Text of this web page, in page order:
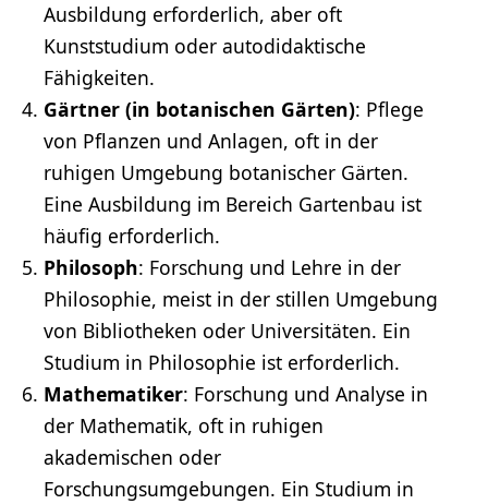
Ausbildung erforderlich, aber oft
Kunststudium oder autodidaktische
Fähigkeiten.
Gärtner (in botanischen Gärten): Pflege
von Pflanzen und Anlagen, oft in der
ruhigen Umgebung botanischer Gärten.
Eine Ausbildung im Bereich Gartenbau ist
häufig erforderlich.
Philosoph: Forschung und Lehre in der
Philosophie, meist in der stillen Umgebung
von Bibliotheken oder Universitäten. Ein
Studium in Philosophie ist erforderlich.
Mathematiker: Forschung und Analyse in
der Mathematik, oft in ruhigen
akademischen oder
Forschungsumgebungen. Ein Studium in